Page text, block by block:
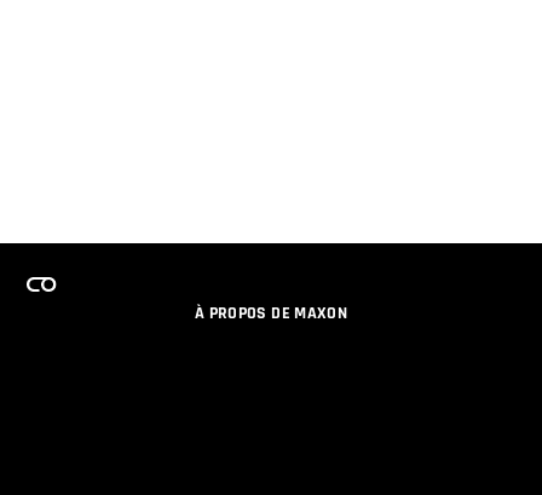
À PROPOS DE MAXON